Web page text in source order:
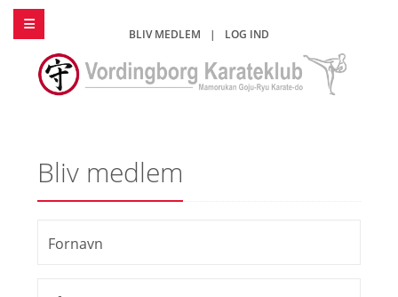
BLIV MEDLEM | LOG IND
Bliv medlem
Fornavn